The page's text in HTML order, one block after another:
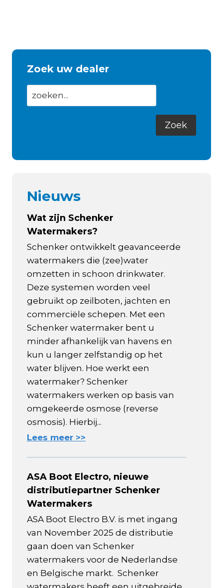
Zoek uw dealer
Nieuws
Wat zijn Schenker
Watermakers?
Schenker ontwikkelt geavanceerde
watermakers die (zee)water
omzetten in schoon drinkwater.
Deze systemen worden veel
gebruikt op zeilboten, jachten en
commerciële schepen. Met een
Schenker watermaker bent u
minder afhankelijk van havens en
kun u langer zelfstandig op het
water blijven. Hoe werkt een
watermaker? Schenker
watermakers werken op basis van
omgekeerde osmose (reverse
osmosis). Hierbij...
Lees meer >>
ASA Boot Electro, nieuwe
distributiepartner Schenker
Watermakers
ASA Boot Electro B.V. is met ingang
van November 2025 de distributie
gaan doen van Schenker
watermakers voor de Nederlandse
en Belgische markt. Schenker